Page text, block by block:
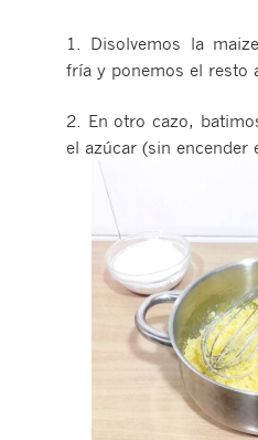
1. Disolvemos la
fría y ponemos el resto
2. En otro cazo,
el azúcar (sin encender